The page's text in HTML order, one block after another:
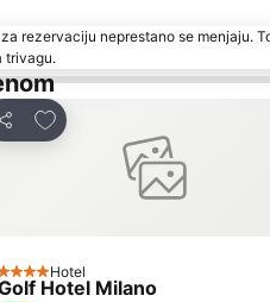
rezervaciju neprestano se menjaju.
trivagu.
Deli
Dodati u favorite
4 Zvezdice
Hotel
Hotel Milano